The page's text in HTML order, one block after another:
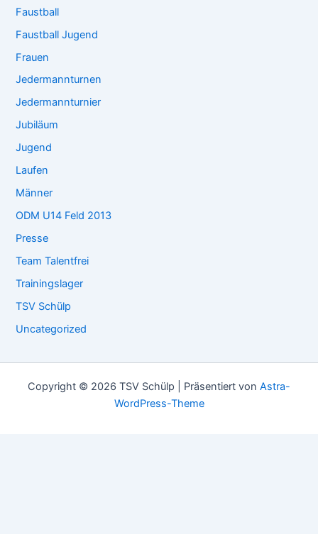
Faustball
Faustball Jugend
Frauen
Jedermannturnen
Jedermannturnier
Jubiläum
Jugend
Laufen
Männer
ODM U14 Feld 2013
Presse
Team Talentfrei
Trainingslager
TSV Schülp
Uncategorized
Copyright © 2026 TSV Schülp | Präsentiert von Astra-
WordPress-Theme